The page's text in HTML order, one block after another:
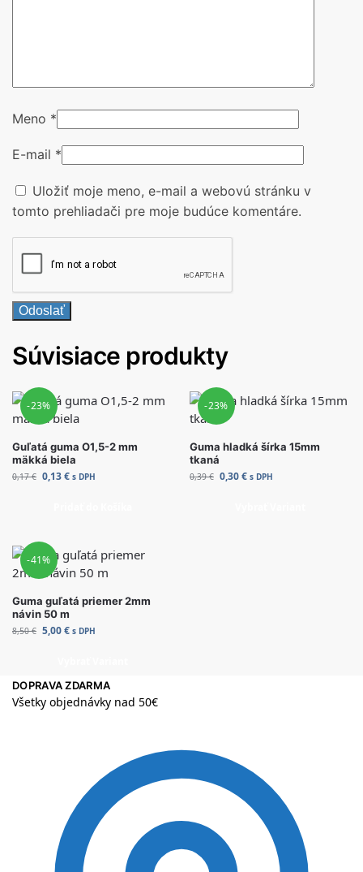
Meno *
E-mail *
Uložiť moje meno, e-mail a webovú stránku v
tomto prehliadači pre moje budúce komentáre.
Súvisiace produkty
-23%
Guľatá guma O1,5-2 mm
mäkká biela
0,17€ 0,13€ s DPH
-23%
Guma hladká šírka 15mm
tkaná
0,39€ 0,30€ s DPH
-41%
Guma guľatá priemer 2mm
návin 50 m
8,50€ 5,00€ s DPH
DOPRAVA ZDARMA
Všetky objednávky nad 50€